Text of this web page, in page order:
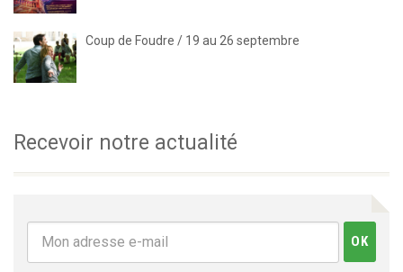
Coup de Foudre / 19 au 26 septembre
Recevoir notre actualité